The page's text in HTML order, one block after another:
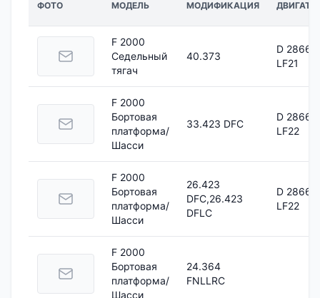
ФОТО МОДЕЛЬ МОДИФИКАЦИЯ
F 2000
Седельный
тягач
40.373
D 2866
LF21
F 2000
Бортовая
платформа/
Шасси
33.423 DFC
D 2866
LF22
F 2000
Бортовая
платформа/
Шасси
26.423
DFC,26.423
DFLC
D 2866
LF22
F 2000
Бортовая
платформа/
Шасси
24.364
FNLLRC